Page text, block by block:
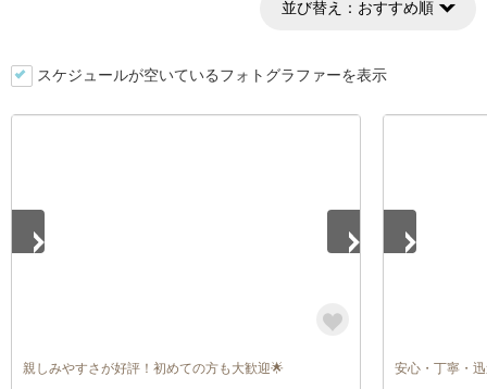
並び替え： おすすめ順
スケジュールが空いているフォトグラファーを表示
親しみやすさが好評！初めての方も大歓迎🌟 安心・丁寧・